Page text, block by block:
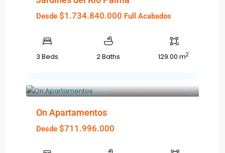
Desde $1.734.840.000 Full Acabados
3 Beds 2 Baths 129.00 m2
On Apartamentos
Desde $711.996.000